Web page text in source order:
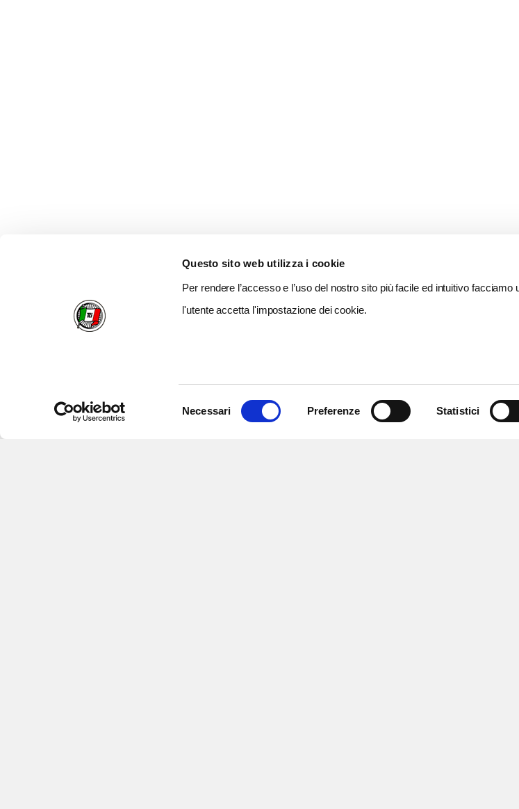
Questo sito web utilizza i cookie
Per rendere l’accesso e l’uso del nostro sito più facile ed intuitivo
l'utente accetta l'impostazione dei cookie.
Necessari Preferenze Statistici